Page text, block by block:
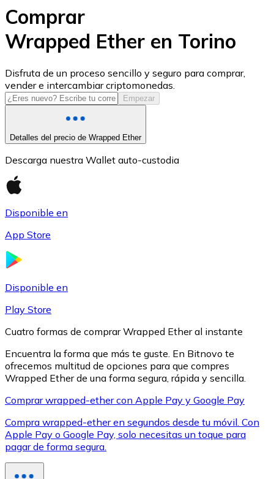
USD Coin
USDC
XRP
XRP
Comprar
Wrapped Ether en Torino
Disfruta de un proceso sencillo y seguro para comprar,
vender e intercambiar criptomonedas.
Empezar
Detalles del precio de Wrapped Ether
Descarga nuestra Wallet auto-custodia
Disponible en
App Store
Disponible en
Play Store
Cuatro formas de comprar Wrapped Ether al instante
Encuentra la forma que más te guste. En Bitnovo te
ofrecemos multitud de opciones para que compres
Wrapped Ether de una forma segura, rápida y sencilla.
Comprar wrapped-ether con Apple Pay y Google Pay
Compra wrapped-ether en segundos desde tu móvil. Con
Apple Pay o Google Pay, solo necesitas un toque para
pagar de forma segura.